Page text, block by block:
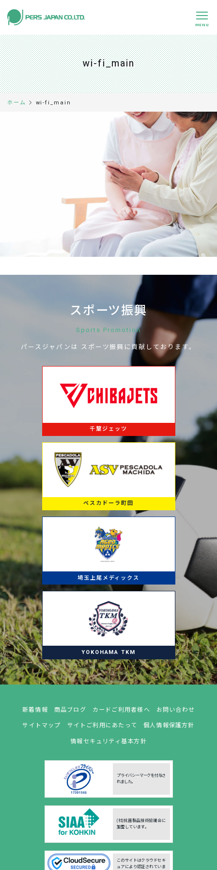
MENU
私たちの特長 About Us
事業内容 Business
0120-891-224 平日 9:00～17:45
お問い合わせ
wi-fi_main
ホーム wi-fi_main
スポーツ振興
Sports Promotion
パースジャパンは スポーツ振興に貢献しております。
千葉ジェッツ
ペスカドーラ町田
埼玉上尾メディックス
YOKOHAMA TKM
新着情報 商品ブログ カードご利用者様へ
お問い合わせ
サイトマップ
サイトご利用にあたって
個人情報保護方針
情報セキュリティ基本方針
プライバシーマークを付与さ
れました。
(社)抗菌製品技術協議会に
加盟しています。
このサイトはクラウドセキ
ュアにより認証されていま